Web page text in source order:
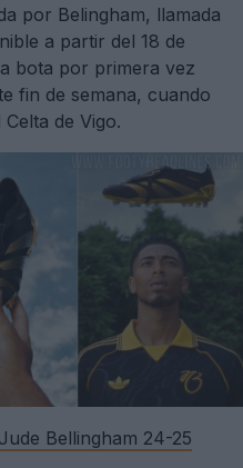
por Belingham, llamada
a partir del 18 de
bota por primera vez
fin de semana, cuando
de Vigo.
Bellingham 24-25